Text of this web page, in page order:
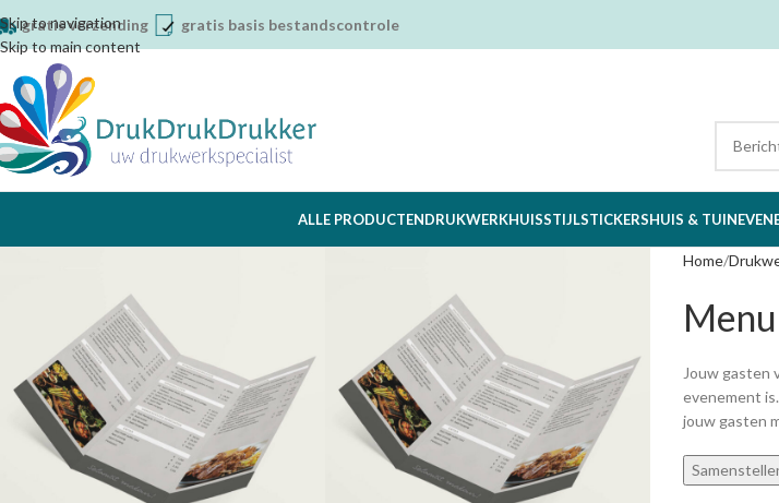
Skip to navigation
Skip to main content
gratis verzending gratis basis bestandscontrole
ALLE PRODUCTENDRUKWERKHUISSTIJLSTICKERSHUIS & TUIN
Home
Jouw gasten
evenement
jouw gasten